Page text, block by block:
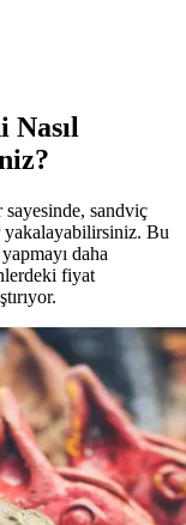
Nasıl
sandviç
yakalayabilirsiniz. Bu
daha
fiyat